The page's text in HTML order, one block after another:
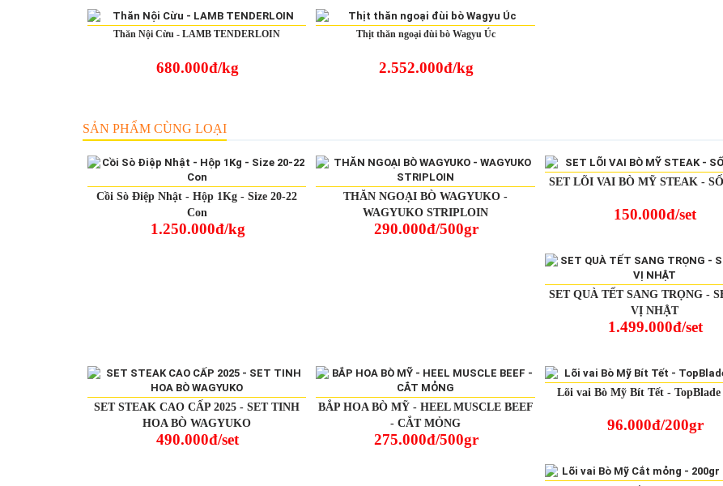
Thăn Nội Cừu - LAMB TENDERLOIN
680.000đ/kg
Thịt thăn ngoại đùi bò Wagyu Úc
2.552.000đ/kg
SẢN PHẨM CÙNG LOẠI
Cồi Sò Điệp Nhật - Hộp 1Kg - Size 20-22
Con
1.250.000đ/kg
THĂN NGOẠI BÒ WAGYUKO -
WAGYUKO STRIPLOIN
290.000đ/500gr
SET LÕI VAI BÒ MỸ STEAK -
150.000đ/set
SET QUÀ TẾT SANG TRỌNG -
VỊ NHẬT
1.499.000đ/set
SET STEAK CAO CẤP 2025 - SET TINH
HOA BÒ WAGYUKO
490.000đ/set
BẮP HOA BÒ MỸ - HEEL MUSCLE BEEF
- CẮT MỎNG
275.000đ/500gr
Lõi vai Bò Mỹ Bít Tết - TopBlade
96.000đ/200gr